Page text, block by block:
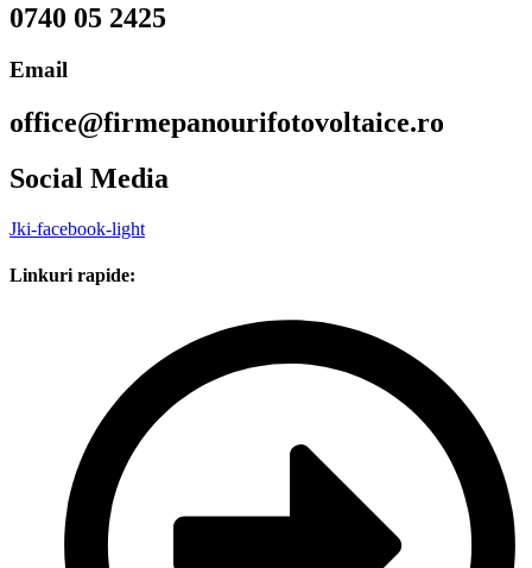
0740 05 2425
Email
office@firmepanourifotovoltaice.ro
Social Media
Jki-facebook-light
Linkuri rapide: